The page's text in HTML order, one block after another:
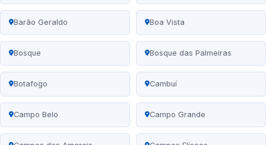
Barão Geraldo Boa Vista
Bosque Bosque das Palmeiras
Botafogo Cambuí
Campo Belo Campo Grande